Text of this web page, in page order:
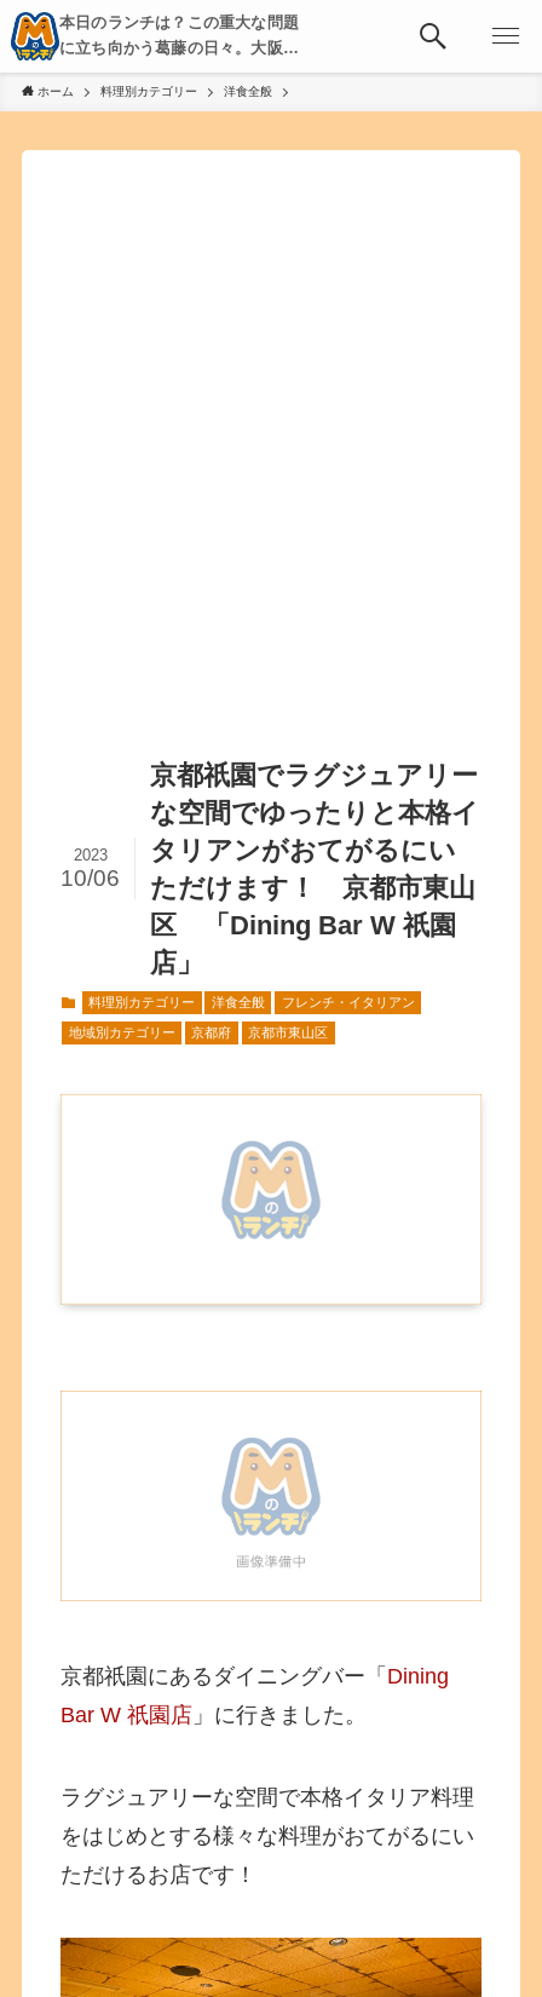
本日のランチは？この重大な問題
に立ち向かう葛藤の日々。大阪・
京都・神戸を中心とした食べ歩
き、飲み歩きを綴る。
ホーム 料理別カテゴリー 洋食全般
京都祇園でラグジュアリー
な空間でゆったりと本格イ
タリアンがおてがるにい
ただけます！ 京都市東山
区 「Dining Bar W 祇園
店」
2023
10/06
料理別カテゴリー 洋食全般 フレンチ・イタリアン
地域別カテゴリー 京都府 京都市東山区
京都祇園にあるダイニングバー「 Dining
Bar W 祇園店 」に行きました。
ラグジュアリーな空間で本格イタリア料理
をはじめとする様々な料理がおてがるにい
ただけるお店です！